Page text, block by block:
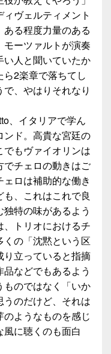
ヴェルティメント
る程度力量のある
ーツァルトが演奏
い人と聞いていたか
2楽章で落ちてし
、やはりそれなり
、イタリアで学ん
ンド。高貴な宮廷の
もヴァイオリンは
チェロの動きはご
ロは補助的な働き
、これはこれで良
特の味があるよう
トリオにおけるチ
の「沈黙という区
立っていると指摘
などでもあるよう
ものではなく「いか
のだけど、それは
ようなものを感じ
に聴くのも面白